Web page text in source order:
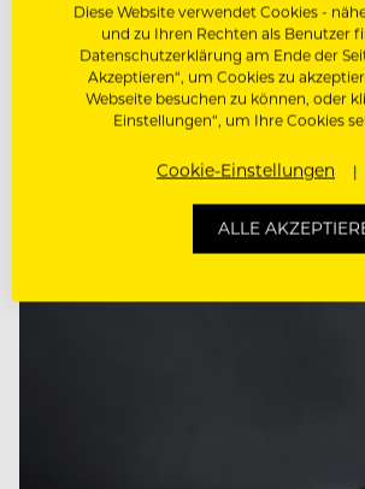
Diese Website verwendet Cookies -
und zu Ihren Rechten als Benutzer
Datenschutzerklärung am Ende der
Akzeptieren“, um Cookies zu
Webseite besuchen zu können, oder
Einstellungen“, um Ihre Cookies
Cookie-Einstellungen
ALLE